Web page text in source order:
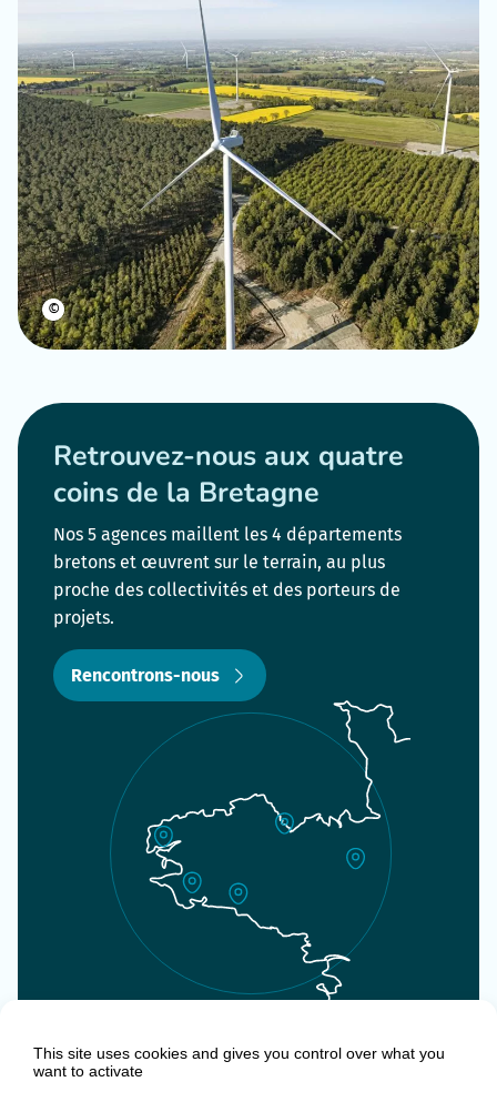
©
Retrouvez-nous aux quatre
coins de la Bretagne
Nos 5 agences maillent les 4 départements
bretons et œuvrent sur le terrain, au plus
proche des collectivités et des porteurs de
projets.
Rencontrons-nous
Nos offres d’emploi
This site uses cookies and gives you control over what you
want to activate